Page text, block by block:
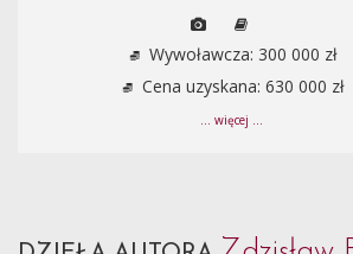
Wywoławcza: 300 000 zł
Cena uzyskana: 630 000 zł
... więcej ...